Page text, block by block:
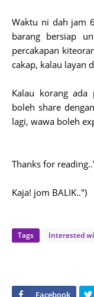
Waktu ni dah jam
barang bersiap
percakapan
cakap, kalau layan
Kalau korang ada
boleh share
lagi, wawa boleh
Thanks for
Kaja! jom BALIK..")
Tags Interested